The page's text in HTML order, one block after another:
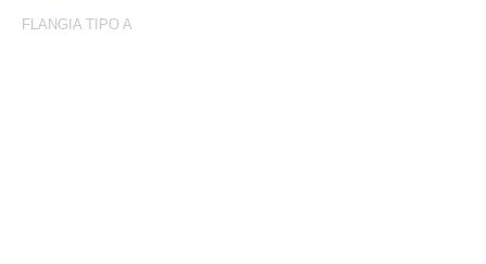
FLANGIA TIPO A